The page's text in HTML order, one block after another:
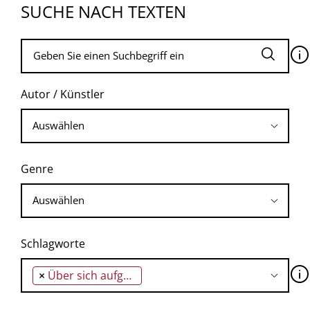
SUCHE NACH TEXTEN
🛈
Autor / Künstler
Genre
Schlagworte
× Über sich aufgeklärte Wissenschaft 🛈